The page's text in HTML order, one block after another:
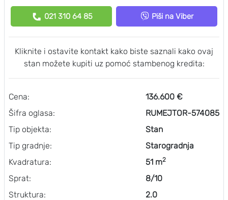
021 310 64 85 Piši na Viber
Kliknite i ostavite kontakt kako biste saznali kako ovaj
stan možete kupiti uz pomoć stambenog kredita:
Cena:
Šifra oglasa:
Tip objekta:
Tip gradnje:
Kvadratura:
Sprat:
Struktura:
136.600 €
RUMEJTOR-574085
Stan
Starogradnja
51 m2
8/10
2.0